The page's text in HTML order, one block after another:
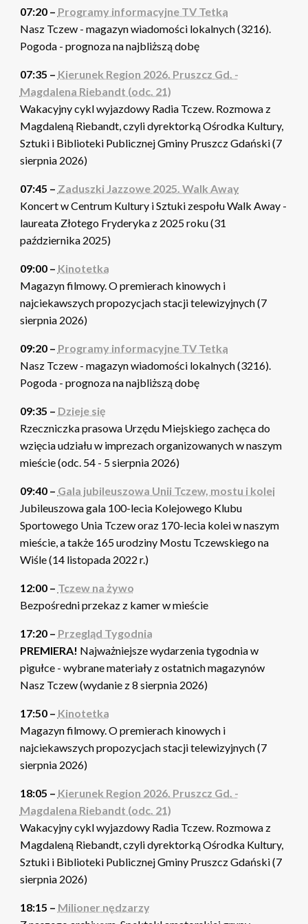
07:20 – Programy informacyjne TV Tetka
Nasz Tczew - magazyn wiadomości lokalnych (3216).
Pogoda - prognoza na najbliższą dobę
07:35 – Kierunek Region 2026. Pruszcz Gd. -
Magdalena Riebandt (odc. 21)
Wakacyjny cykl wyjazdowy Radia Tczew. Rozmowa z
Magdaleną Riebandt, czyli dyrektorką Ośrodka Kultury,
Sztuki i Biblioteki Publicznej Gminy Pruszcz Gdański (7
sierpnia 2026)
07:45 – Zaduszki Jazzowe 2025. Walk Away
Koncert w Centrum Kultury i Sztuki zespołu Walk Away -
laureata Złotego Fryderyka z 2025 roku (31
października 2025)
09:00 – Kinotetka
Magazyn filmowy. O premierach kinowych i
najciekawszych propozycjach stacji telewizyjnych (7
sierpnia 2026)
09:20 – Programy informacyjne TV Tetka
Nasz Tczew - magazyn wiadomości lokalnych (3216).
Pogoda - prognoza na najbliższą dobę
09:35 – Dzieje się
Rzeczniczka prasowa Urzędu Miejskiego zachęca do
wzięcia udziału w imprezach organizowanych w naszym
mieście (odc. 54 - 5 sierpnia 2026)
09:40 – Gala jubileuszowa Unii Tczew, mostu i kolei
Jubileuszowa gala 100-lecia Kolejowego Klubu
Sportowego Unia Tczew oraz 170-lecia kolei w naszym
mieście, a także 165 urodziny Mostu Tczewskiego na
Wiśle (14 listopada 2022 r.)
12:00 – Tczew na żywo
Bezpośredni przekaz z kamer w mieście
17:20 – Przegląd Tygodnia
PREMIERA! Najważniejsze wydarzenia tygodnia w
pigułce - wybrane materiały z ostatnich magazynów
Nasz Tczew (wydanie z 8 sierpnia 2026)
17:50 – Kinotetka
Magazyn filmowy. O premierach kinowych i
najciekawszych propozycjach stacji telewizyjnych (7
sierpnia 2026)
18:05 – Kierunek Region 2026. Pruszcz Gd. -
Magdalena Riebandt (odc. 21)
Wakacyjny cykl wyjazdowy Radia Tczew. Rozmowa z
Magdaleną Riebandt, czyli dyrektorką Ośrodka Kultury,
Sztuki i Biblioteki Publicznej Gminy Pruszcz Gdański (7
sierpnia 2026)
18:15 – Milioner nędzarzy